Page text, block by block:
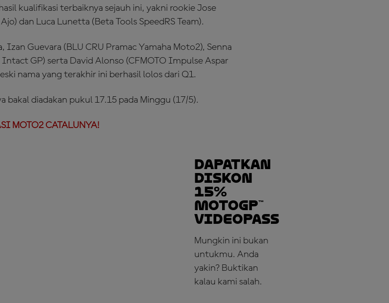
kualifikasi terbaiknya sejauh ini, yakni rookie Jose
dan Luca Lunetta (Beta Tools SpeedRS Team).
Izan Guevara (BLU CRU Pramac Yamaha Moto2), Senna
GP) serta David Alonso (CFMOTO Impulse Aspar
nama yang terakhir ini berhasil lolos dari Q1.
bakal diadakan pukul 17.15 pada Minggu (17/5).
MOTO2 CATALUNYA!
Dapatkan
Diskon
15%
MotoGP™
VideoPass
Mungkin ini bukan
untukmu. Anda
yakin? Buktikan
kalau kami salah.